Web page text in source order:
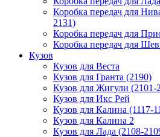
Коробка передач для
2131)
Коробка передач для
Коробка передач для
Кузов
Кузов для Веста
Кузов для Гранта (2190)
Кузов для Жигули (2101-
Кузов для Икс Рей
Кузов для Калина (1117-
Кузов для Калина 2
Кузов для Лада (2108-